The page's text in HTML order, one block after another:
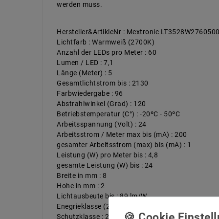
werden muss.
Hersteller&ArtikleNr : Mextronic
Lichtfarb : Warmweiß (2700K)
Anzahl der LEDs pro Meter : 60
Lumen / LED : 7,1
Länge (Meter) : 5
Gesamtlichtstrom bis : 2130
Farbwiedergabe : 96
Abstrahlwinkel (Grad) : 120
Betriebstemperatur (C°) : -20ºC - 50ºC
Arbeitsspannung (Volt) : 24
Arbeitsstrom / Meter max bis (mA) : 200
gesamter Arbeitsstrom (max) bis (mA) : 1
Leistung (W) pro Meter bis : 4,8
gesamte Leistung (W) bis : 24
Breite in mm : 8
Hohe in mm : 2
Lichtausbeute bis : 89 lm/W
Enegrieklasse (2017/1369) : G
Schutzklasse : 20